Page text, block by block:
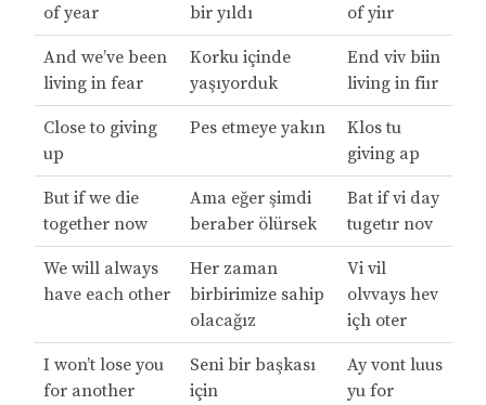
of year
bir yıldı
of yiır
And we’ve been
living in fear
Korku içinde
yaşıyorduk
End viv biin
living in fiır
Close to giving
up
Pes etmeye yakın
Klos tu
giving ap
But if we die
together now
Ama eğer şimdi
beraber ölürsek
Bat if vi day
tugetır nov
We will always
have each other
Her zaman
birbirimize sahip
olacağız
Vi vil
olvvays hev
içh oter
I won’t lose you
for another
Seni bir başkası
için
Ay vont luus
yu for